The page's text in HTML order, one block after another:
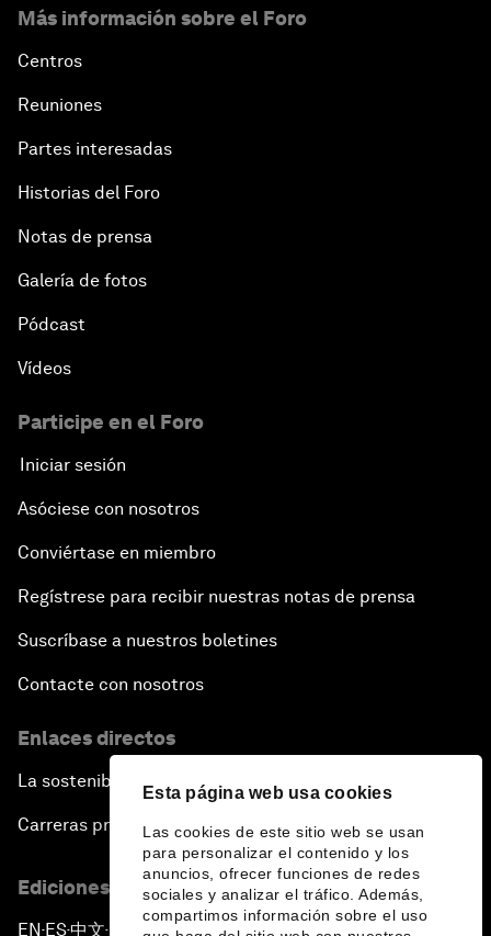
Esta página web usa cookies
Las cookies de este sitio web se usan
para personalizar el contenido y los
anuncios, ofrecer funciones de redes
sociales y analizar el tráfico. Además,
compartimos información sobre el uso
Más información sobre el Foro
Centros
Reuniones
Partes interesadas
Historias del Foro
Notas de prensa
Galería de fotos
Pódcast
Vídeos
Participe en el Foro
Iniciar sesión
Asóciese con nosotros
Conviértase en miembro
Regístrese para recibir nuestras notas de prensa
Suscríbase a nuestros boletines
Contacte con nosotros
Enlaces directos
La sostenibilidad en el Foro
Carreras profesionales
Ediciones en otros idiomas
EN ▪ES▪中文▪ 日本語